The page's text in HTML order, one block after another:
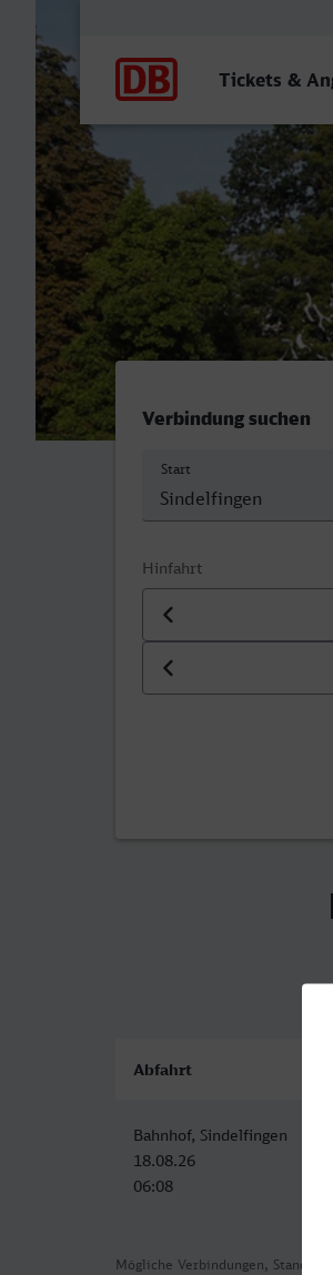
Tickets &
Bahnhof,
Verbindung suchen
Start
Hinfahrt
Datum der Hinfahrt
Uhrzeit der Hinfahrt
Mögliche Verbindungen, Stand:
Abfahrt
Bahnhof, Sindelfingen
18.08.26
06:08